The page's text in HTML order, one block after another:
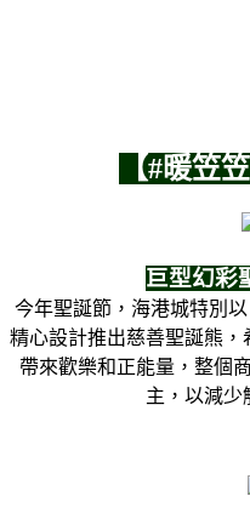
【#暖笠
巨型幻彩
今年聖誕節，海港城特別以
精心設計推出慈善聖誕熊
帶來歡樂和正能量，整個
主，以減少